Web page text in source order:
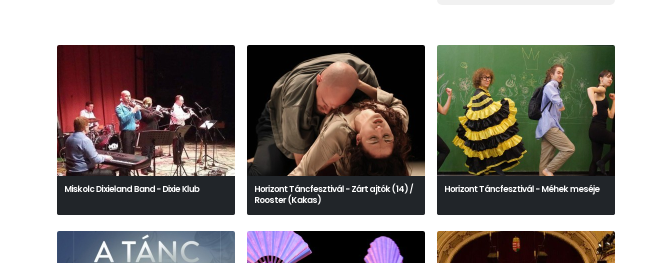
Miskolc Dixieland Band - Dixie Klub
Horizont Táncfesztivál - Zárt ajtók (14) /
Rooster (Kakas)
Horizont Táncfesztivál - Méhek meséje